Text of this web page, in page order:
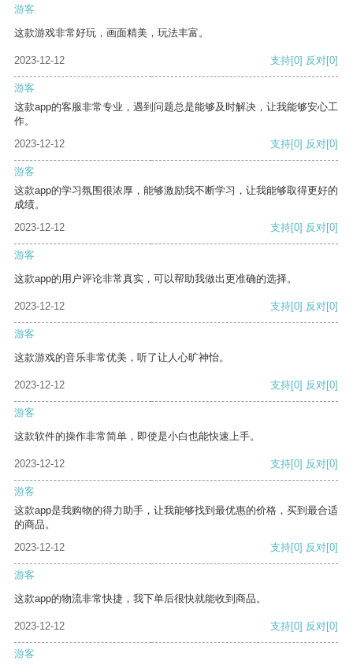
游客
这款游戏非常好玩，画面精美，玩法丰富。
2023-12-12 支持[0] 反对[0]
游客
这款app的客服非常专业，遇到问题总是能够及时解决，让我能够安心工
作。
2023-12-12
支持[0] 反对[0]
游客
这款app的学习氛围很浓厚，能够激励我不断学习，让我能够取得更好的
成绩。
2023-12-12
支持[0] 反对[0]
游客
这款app的用户评论非常真实，可以帮助我做出更准确的选择。
2023-12-12 支持[0] 反对[0]
游客
这款游戏的音乐非常优美，听了让人心旷神怡。
2023-12-12 支持[0] 反对[0]
游客
这款软件的操作非常简单，即使是小白也能快速上手。
2023-12-12 支持[0] 反对[0]
游客
这款app是我购物的得力助手，让我能够找到最优惠的价格，买到最合适
的商品。
2023-12-12
支持[0] 反对[0]
游客
这款app的物流非常快捷，我下单后很快就能收到商品。
2023-12-12 支持[0] 反对[0]
游客